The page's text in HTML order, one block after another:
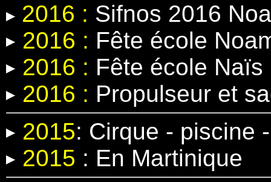
2016 : Sifnos 2016
2016 : Fête école
2016 : Fête école Naïs
2016 : Propulseur et
2015: Cirque - piscine
2015 : En Martinique